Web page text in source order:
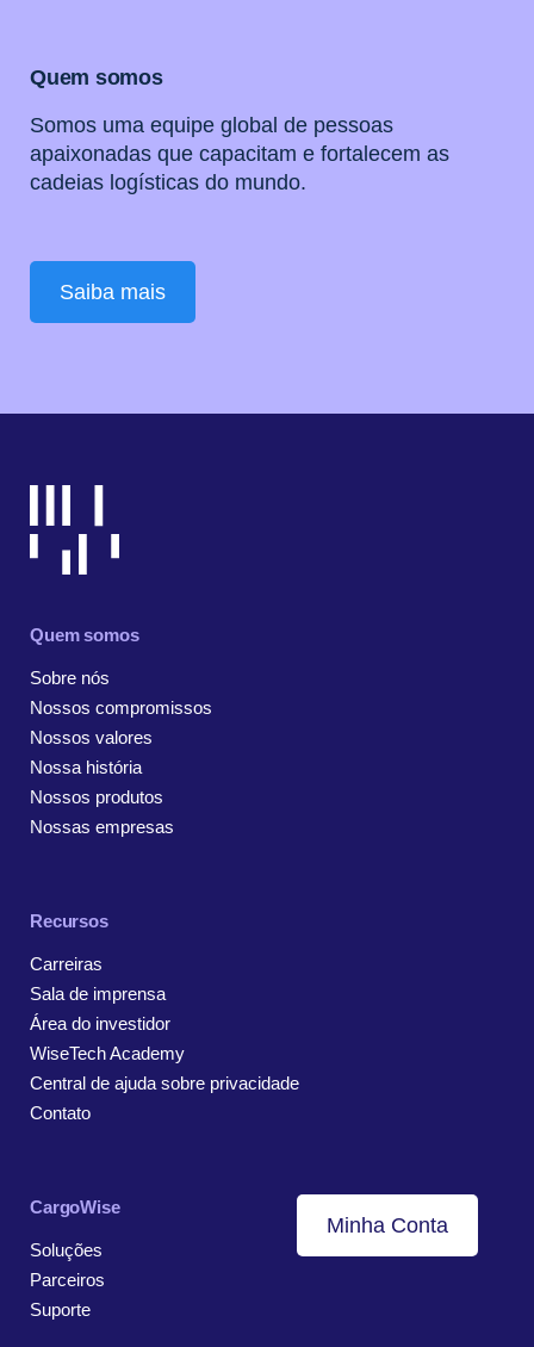
Quem somos
Somos uma equipe global de pessoas
apaixonadas que capacitam e fortalecem as
cadeias logísticas do mundo.
Saiba mais
Quem somos
Sobre nós
Nossos compromissos
Nossos valores
Nossa história
Nossos produtos
Nossas empresas
Recursos
Carreiras
Sala de imprensa
Área do investidor
WiseTech Academy
Central de ajuda sobre privacidade
Contato
CargoWise
Soluções
Parceiros
Suporte
Minha Conta